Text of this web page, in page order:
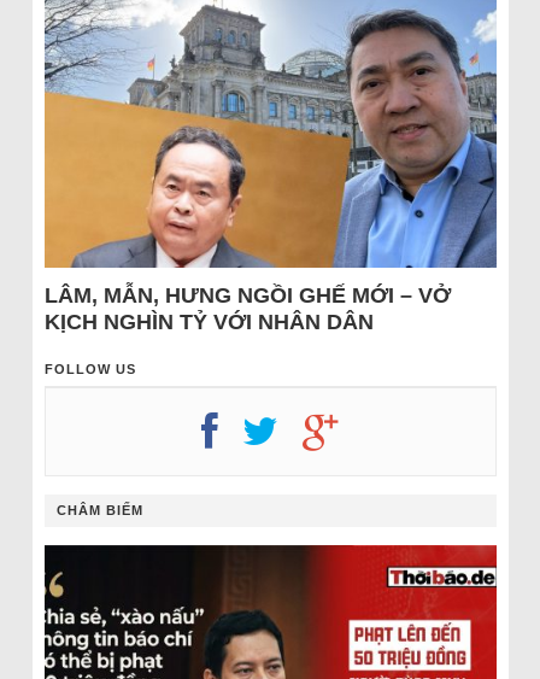
LÂM, MẪN, HƯNG NGỒI GHẾ MỚI – VỞ
KỊCH NGHÌN TỶ VỚI NHÂN DÂN
FOLLOW US
CHÂM BIẾM